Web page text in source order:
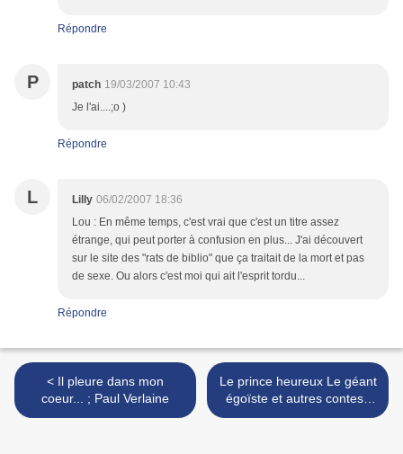
Répondre
P patch 19/03/2007 10:43
Je l'ai....;o )
Répondre
L Lilly 06/02/2007 18:36
Lou : En même temps, c'est vrai que c'est un titre assez
étrange, qui peut porter à confusion en plus... J'ai découvert
sur le site des "rats de biblio" que ça traitait de la mort et pas
de sexe. Ou alors c'est moi qui ait l'esprit tordu...
Répondre
< Il pleure dans mon
coeur... ; Paul Verlaine
Le prince heureux Le géant
égoïste et autres contes ;
Oscar Wilde >